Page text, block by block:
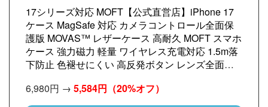
17シリーズ対応 MOFT【公式直営店】iPhone 17
ケース MagSafe 対応 カメラコントロール全面保
護版 MOVAS™ レザーケース 高耐久 MOFT スマホ
ケース 強力磁力 軽量 ワイヤレス充電対応 1.5m落
下防止 色褪せにくい 高反発ボタン レンズ全面保
6,980円 → 5,584円 （20%オフ）